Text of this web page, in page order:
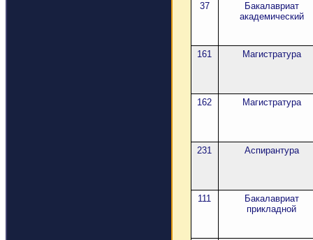
37
Бакалавриат
академический
161 Магистратура
162 Магистратура
231 Аспирантура
111
Бакалавриат
прикладной